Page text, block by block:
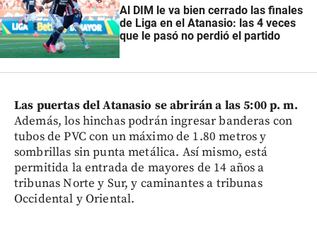
Al DIM le va bien cerrado las finales
de Liga en el Atanasio: las 4 veces
que le pasó no perdió el partido
Las puertas del Atanasio se abrirán a las 5:00 p. m.
Además, los hinchas podrán ingresar banderas con
tubos de PVC con un máximo de 1.80 metros y
sombrillas sin punta metálica. Así mismo, está
permitida la entrada de mayores de 14 años a
tribunas Norte y Sur, y caminantes a tribunas
Occidental y Oriental.